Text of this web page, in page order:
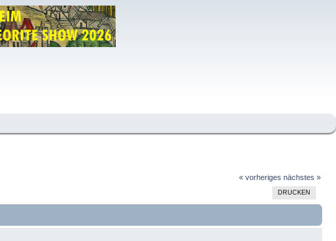
« vorheriges nächstes »
DRUCKEN